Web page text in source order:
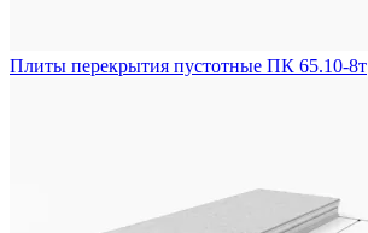
Плиты перекрытия пустотные ПК 65.10-8т